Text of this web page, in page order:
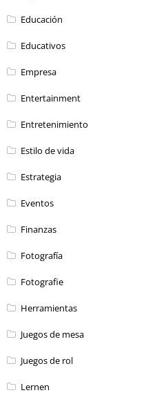
Educación
Educativos
Empresa
Entertainment
Entretenimiento
Estilo de vida
Estrategia
Eventos
Finanzas
Fotografía
Fotografie
Herramientas
Juegos de mesa
Juegos de rol
Lernen